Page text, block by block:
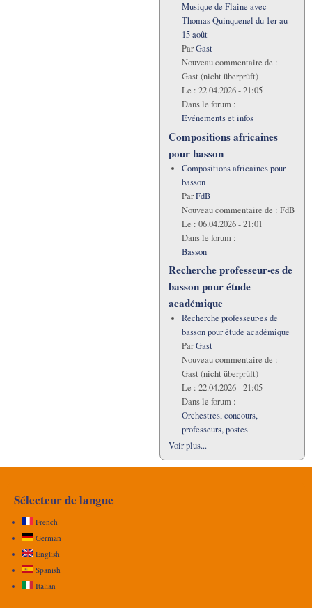
Musique de Flaine avec
Thomas Quinquenel du 1er au
15 août
ParGast
Nouveau commentaire de :
Gast (nicht überprüft)
Le : 22.04.2026 - 21:05
Dans le forum :
Evénements et infos
Compositions africaines
pour basson
Compositions africaines pour
basson
ParFdB
Nouveau commentaire de : FdB
Le : 06.04.2026 - 21:01
Dans le forum :
Basson
Recherche professeur·es de
basson pour étude
académique
Recherche professeur·es de
basson pour étude académique
ParGast
Nouveau commentaire de :
Gast (nicht überprüft)
Le : 22.04.2026 - 21:05
Dans le forum :
Orchestres, concours,
professeurs, postes
Voir plus...
Sélecteur de langue
French
German
English
Spanish
Italian